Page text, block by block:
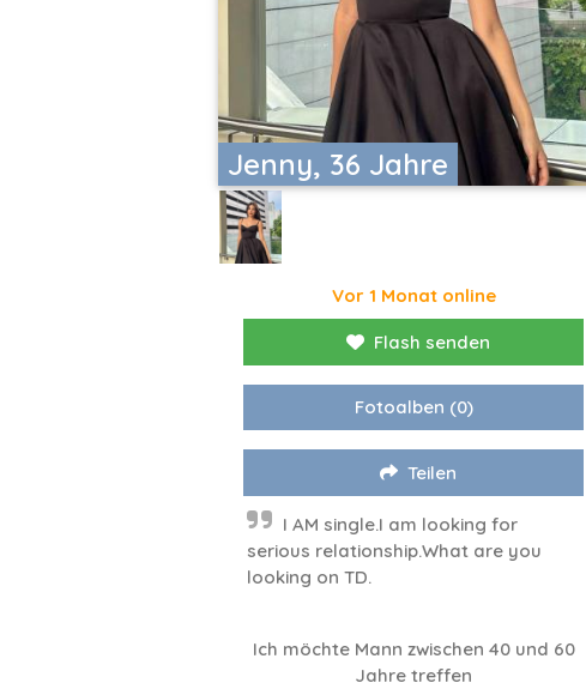
Jenny, 36 Jahre
Vor 1 Monat online
Flash senden
Fotoalben (0)
Teilen
I AM single.I am looking for
serious relationship.What are you
looking on TD.
Ich möchte Mann zwischen 40 und 60
Jahre treffen